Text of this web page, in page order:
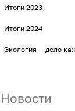
Итоги 2023
Итоги 2024
Экология — дело
Новости